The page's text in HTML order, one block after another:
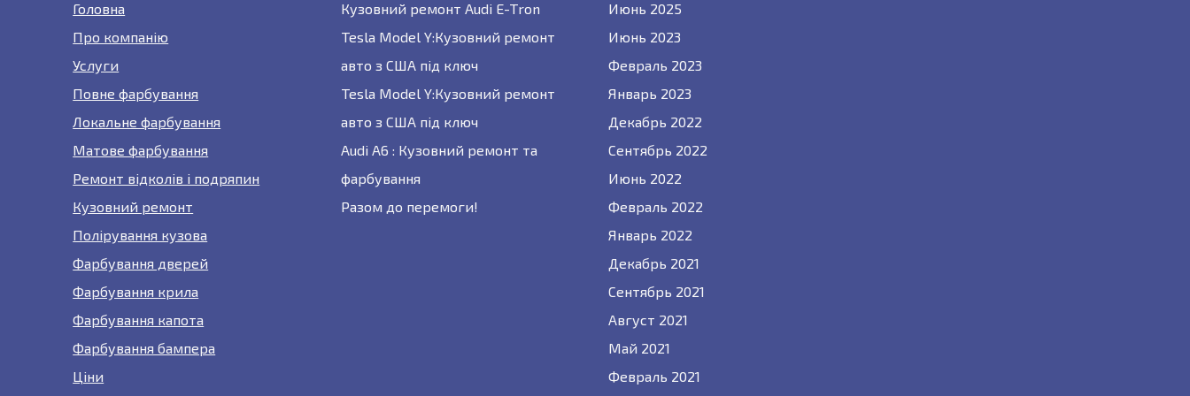
Головна
Про компанію
Услуги
Повне фарбування
Локальне фарбування
Матове фарбування
Ремонт відколів і подряпин
Кузовний ремонт
Полірування кузова
Фарбування дверей
Фарбування крила
Фарбування капота
Фарбування бампера
Ціни
Кузовний ремонт Audi E-Tron
Tesla Model Y:Кузовний ремонт
авто з США під ключ
Tesla Model Y:Кузовний ремонт
авто з США під ключ
Audi A6 : Кузовний ремонт та
фарбування
Разом до перемоги!
Июнь 2025
Июнь 2023
Февраль 2023
Январь 2023
Декабрь 2022
Сентябрь 2022
Июнь 2022
Февраль 2022
Январь 2022
Декабрь 2021
Сентябрь 2021
Август 2021
Май 2021
Февраль 2021